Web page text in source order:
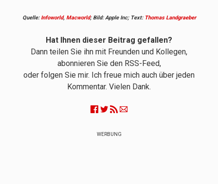
Quelle: Infoworld, Macworld; Bild: Apple Inc; Text: Thomas Landgraeber
Hat Ihnen dieser Beitrag gefallen?
Dann teilen Sie ihn mit Freunden und Kollegen,
abonnieren Sie den RSS-Feed,
oder folgen Sie mir. Ich freue mich auch über jeden
Kommentar. Vielen Dank.
WERBUNG